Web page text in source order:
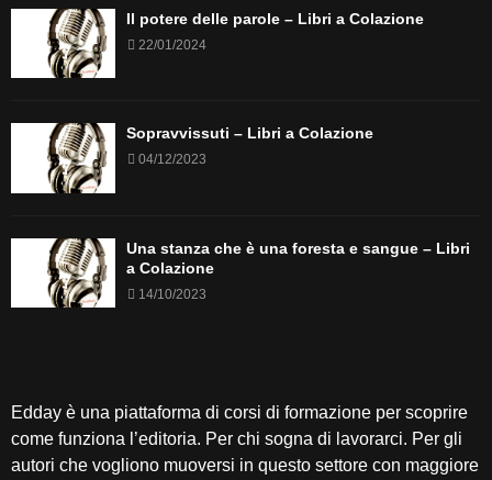
Il potere delle parole – Libri a Colazione
22/01/2024
Sopravvissuti – Libri a Colazione
04/12/2023
Una stanza che è una foresta e sangue – Libri
a Colazione
14/10/2023
Edday è una piattaforma di corsi di formazione per scoprire
come funziona l’editoria. Per chi sogna di lavorarci. Per gli
autori che vogliono muoversi in questo settore con maggiore